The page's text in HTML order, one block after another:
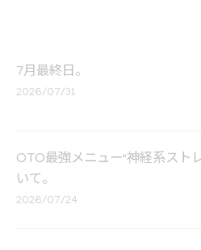
7月最終日。
2026/07/31
OTO最強メニュー"神経系スト
いて。
2026/07/24